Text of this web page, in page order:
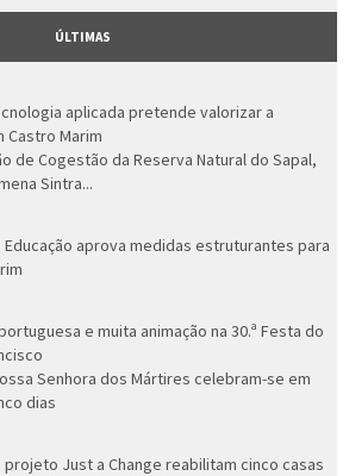
ÚLTIMAS
aplicada pretende valorizar a
Castro Marim
de Cogestão da Reserva Natural do Sapal,
Sintra...
Educação aprova medidas estruturantes para
e muita animação na 30.ª Festa do
Senhora dos Mártires celebram-se em
dias
Just a Change reabilitam cinco casas